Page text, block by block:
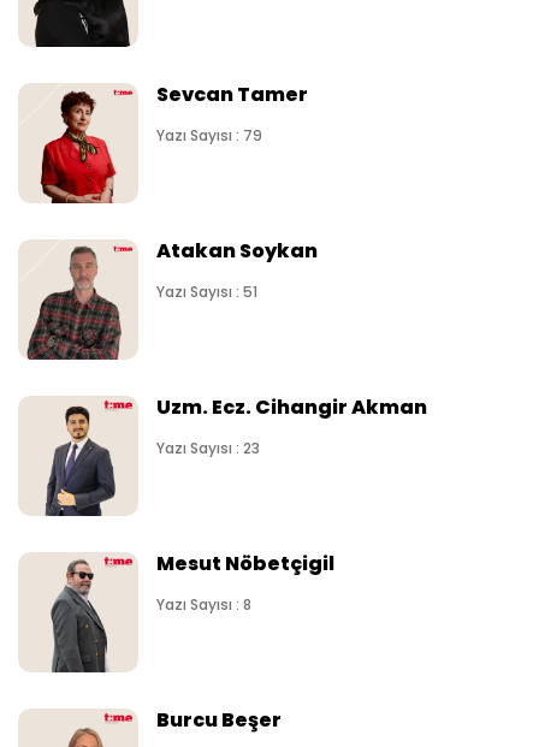
Sevcan Tamer
Yazı Sayısı : 79
Atakan Soykan
Yazı Sayısı : 51
Uzm. Ecz. Cihangir Akman
Yazı Sayısı : 23
Mesut Nöbetçigil
Yazı Sayısı : 8
Burcu Beşer